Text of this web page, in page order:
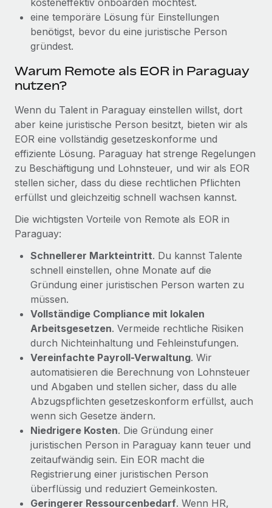
Phiture ist der unumstrittene Marktführer im Bereich der
Wachstumsberatung für mobile Apps. Das...
Mehr erfahren
eine temporäre Lösung für Einstellungen
benötigst, bevor du eine juristische Person
gründest.
Warum Remote als EOR in Paraguay
nutzen?
Wenn du Talent in Paraguay einstellen willst, dort
aber keine juristische Person besitzt, bieten wir als
EOR eine vollständig gesetzeskonforme und
effiziente Lösung. Paraguay hat strenge Regelungen
zu Beschäftigung und Lohnsteuer, und wir als EOR
stellen sicher, dass du diese rechtlichen Pflichten
erfüllst und gleichzeitig schnell wachsen kannst.
Die wichtigsten Vorteile von Remote als EOR in
Paraguay:
Schnellerer Markteintritt. Du kannst Talente
schnell einstellen, ohne Monate auf die
Gründung einer juristischen Person warten zu
müssen.
Vollständige Compliance mit lokalen
Arbeitsgesetzen. Vermeide rechtliche Risiken
durch Nichteinhaltung und Fehleinstufungen.
Vereinfachte Payroll-Verwaltung. Wir
automatisieren die Berechnung von Lohnsteuer
und Abgaben und stellen sicher, dass du alle
Abzugspflichten gesetzeskonform erfüllst, auch
wenn sich Gesetze ändern.
Niedrigere Kosten. Die Gründung einer
juristischen Person in Paraguay kann teuer und
zeitaufwändig sein. Ein EOR macht die
Registrierung einer juristischen Person
überflüssig und reduziert Gemeinkosten.
Geringerer Ressourcenbedarf. Wenn HR,